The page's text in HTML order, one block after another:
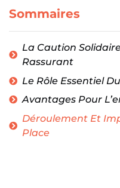
Sommaires
La Caution
Rassurant
Le Rôle Essentiel
Avantages Pour
Déroulement Et
Place